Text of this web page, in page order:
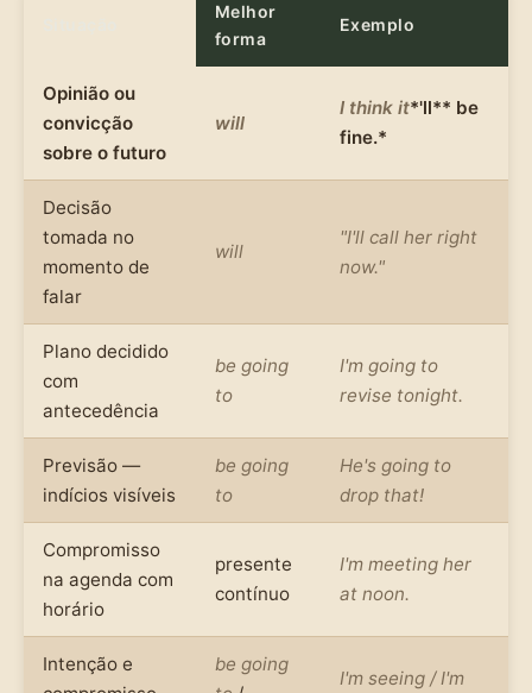
Melhor
forma
Exemplo
Opinião ou
convicção
sobre o futuro
will
I think it*'ll** be
fine.*
Decisão
tomada no
momento de
falar
will
"I'll call her right
now."
Plano decidido
com
antecedência
be going
to
I'm going to
revise tonight.
Previsão —
indícios visíveis
be going
to
He's going to
drop that!
Compromisso
na agenda com
horário
presente
contínuo
I'm meeting her
at noon.
Intenção e
be going
I'm seeing / I'm